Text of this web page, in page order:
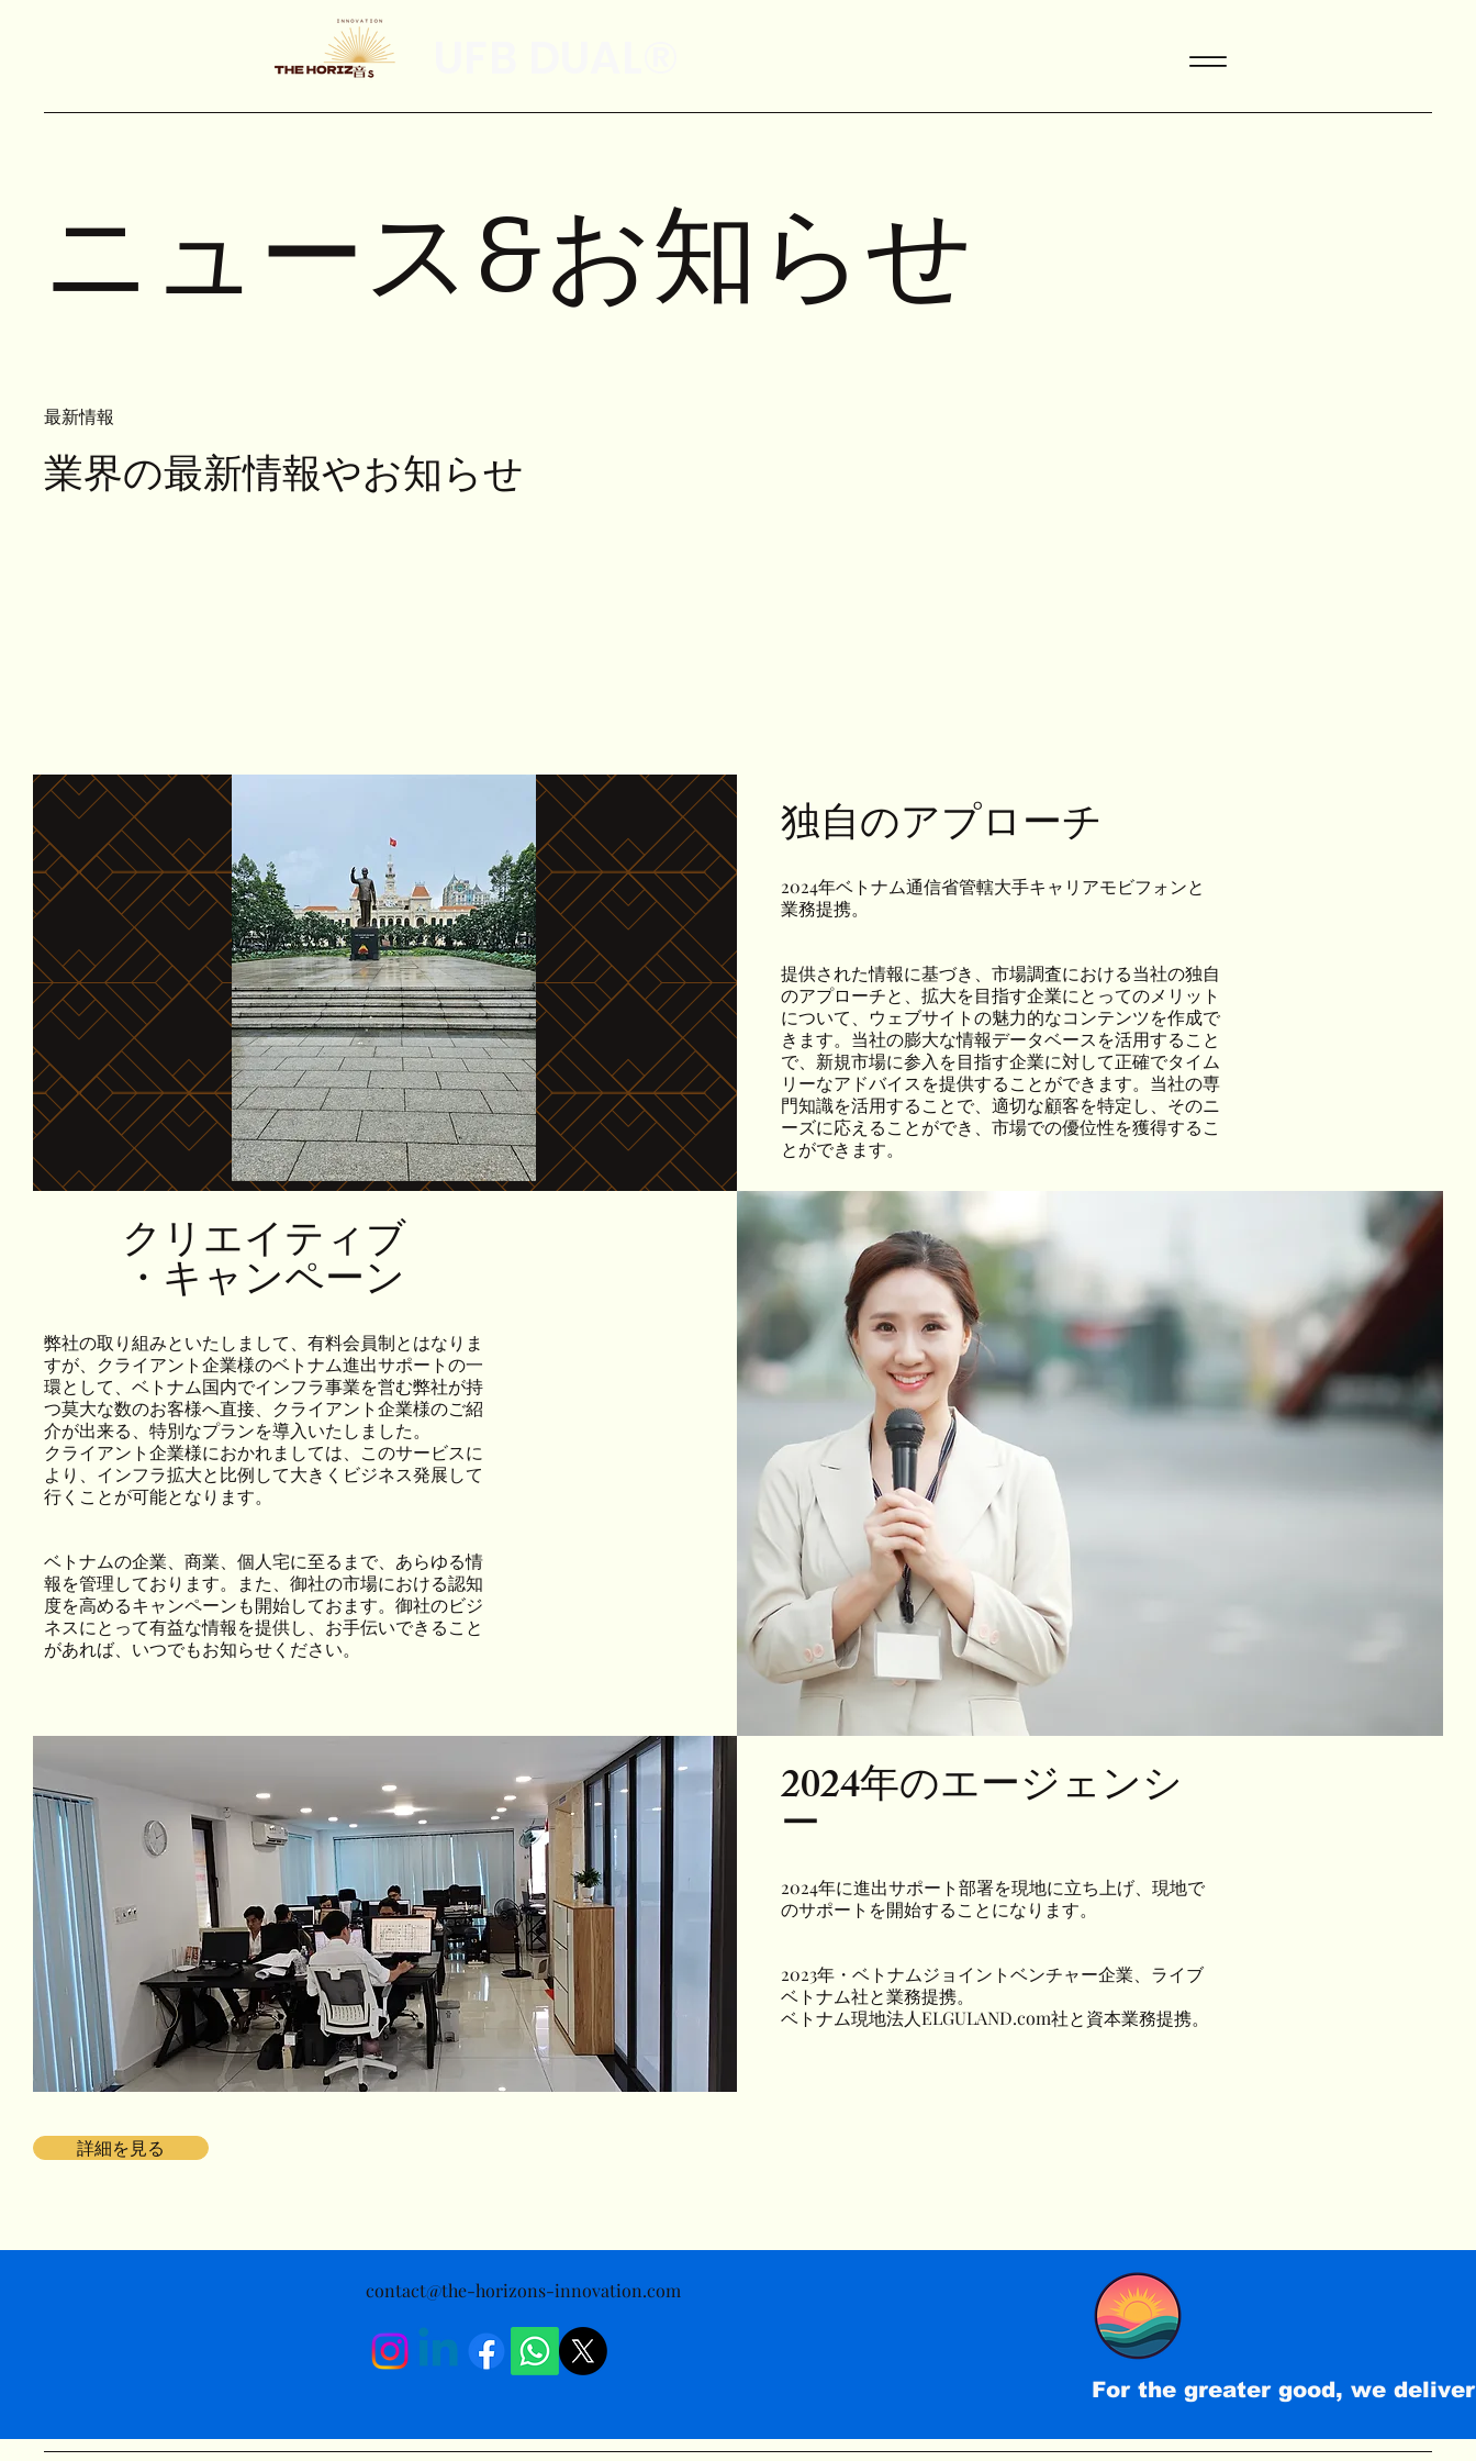
ニュース&お知らせ
最新情報
業界の最新情報やお知らせ
独自のアプローチ
2024年ベトナム通信省管轄大手キャリアモビフォンと
業務提携。
提供された情報に基づき、市場調査における当社の独自
のアプローチと、拡大を目指す企業にとってのメリット
について、ウェブサイトの魅力的なコンテンツを作成で
きます。当社の膨大な情報データベースを活用すること
で、新規市場に参入を目指す企業に対して正確でタイム
リーなアドバイスを提供することができます。当社の専
門知識を活用することで、適切な顧客を特定し、そのニ
ーズに応えることができ、市場での優位性を獲得するこ
とができます。
クリエイティブ
・キャンペーン
弊社の取り組みといたしまして、有料会員制とはなりま
すが、クライアント企業様のベトナム進出サポートの一
環として、ベトナム国内でインフラ事業を営む弊社が持
つ莫大な数のお客様へ直接、クライアント企業様のご紹
介が出来る、特別なプランを導入いたしました。
クライアント企業様におかれましては、このサービスに
より、インフラ拡大と比例して大きくビジネス発展して
行くことが可能となります。
ベトナムの企業、商業、個人宅に至るまで、あらゆる情
報を管理しております。また、御社の市場における認知
度を高めるキャンペーンも開始しておます。御社のビジ
ネスにとって有益な情報を提供し、お手伝いできること
があれば、いつでもお知らせください。
2024年のエージェンシ
ー
2024年に進出サポート部署を現地に立ち上げ、現地で
のサポートを開始することになります。
2023年・ベトナムジョイントベンチャー企業、ライブ
ベトナム社と業務提携。
​ベトナム現地法人ELGULAND.com社と資本業務提携。
詳細を見る
contact@the-horizons-innovation.com
For the greater good, we